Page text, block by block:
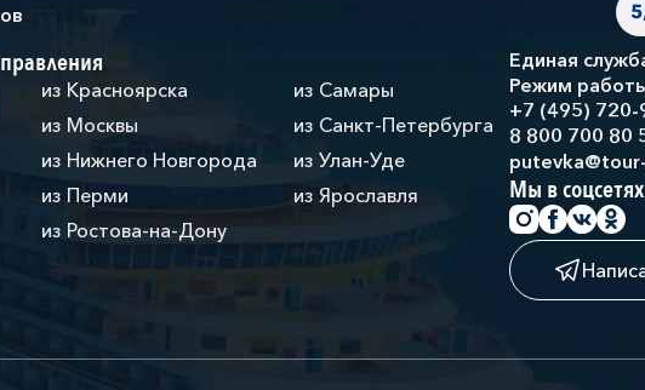
из Красноярска
из Москвы
из Нижнего Новгорода
из Перми
из Ростова-на-Дону
из Самары
из Санкт-Петербурга
из Улан-Уде
из Ярославля
Единая
Режим
+7 (495) 720-
8 800 700 80
Мы в соцсетях